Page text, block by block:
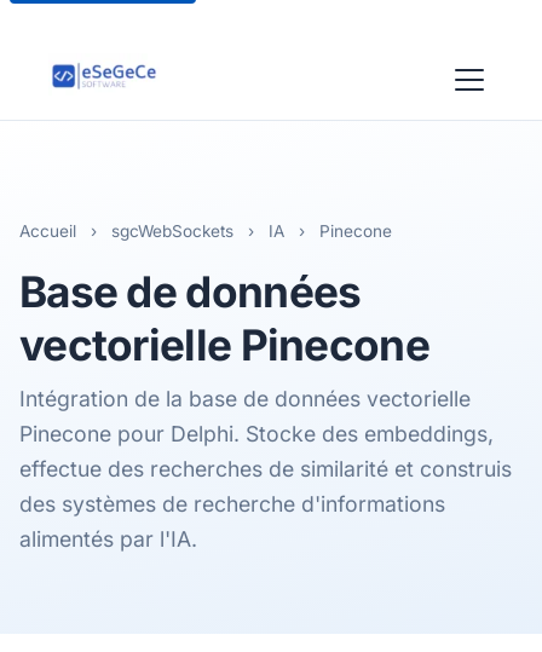
Accueil › sgcWebSockets › IA › Pinecone
Base de données
vectorielle Pinecone
Intégration de la base de données vectorielle
Pinecone pour Delphi. Stocke des embeddings,
effectue des recherches de similarité et construis
des systèmes de recherche d'informations
alimentés par l'IA.